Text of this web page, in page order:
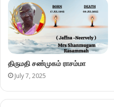
திருமதி சண்முகம் ராசம்மா
July 7, 2025